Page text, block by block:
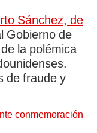
Sánchez, de
Gobierno de
la polémica
de fraude y
conmemoración